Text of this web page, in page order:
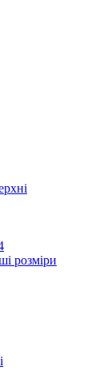
розміри